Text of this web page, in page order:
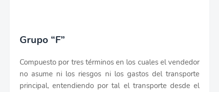
Grupo “F”
Compuesto por tres términos en los cuales el vendedor
no asume ni los riesgos ni los gastos del transporte
principal, entendiendo por tal el transporte desde el